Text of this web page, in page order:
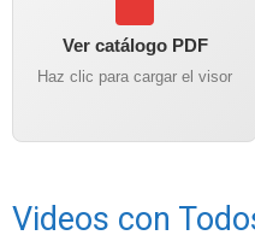
Ver catálogo PDF
Haz clic para cargar el visor
Videos con